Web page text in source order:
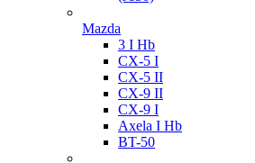
Mazda
3 I Hb
CX-5 I
CX-5 II
CX-9 II
CX-9 I
Axela I Hb
BT-50